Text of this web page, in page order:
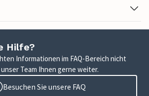
Hilfe?
Informationen im FAQ-Bereich nicht
Team Ihnen gerne weiter.
Besuchen Sie unsere FAQ